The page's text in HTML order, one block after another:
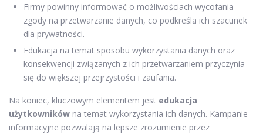
Firmy powinny informować o możliwościach wycofania
zgody na przetwarzanie danych, co podkreśla ich szacunek
dla prywatności.
Edukacja na temat sposobu wykorzystania danych oraz
konsekwencji związanych z ich przetwarzaniem przyczynia
się do większej przejrzystości i zaufania.
Na koniec, kluczowym elementem jest edukacja
użytkowników na temat wykorzystania ich danych. Kampanie
informacyjne pozwalają na lepsze zrozumienie przez